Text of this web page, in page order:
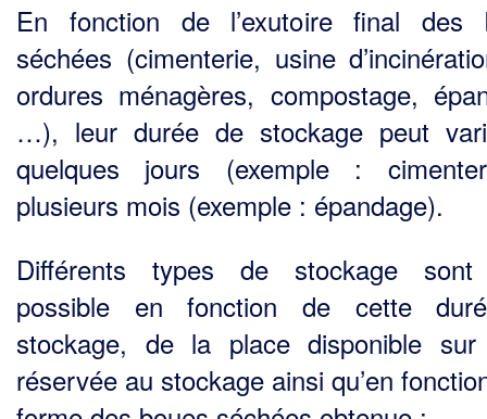
En fonction de l’exutoire final des
séchées (cimenterie, usine
ordures ménagères, compostage,
…), leur durée de stockage peut
quelques jours (exemple :
plusieurs mois (exemple : épandage).
Différents types de stockage sont
possible en fonction de cette
stockage, de la place disponible sur
réservée au stockage ainsi qu’en